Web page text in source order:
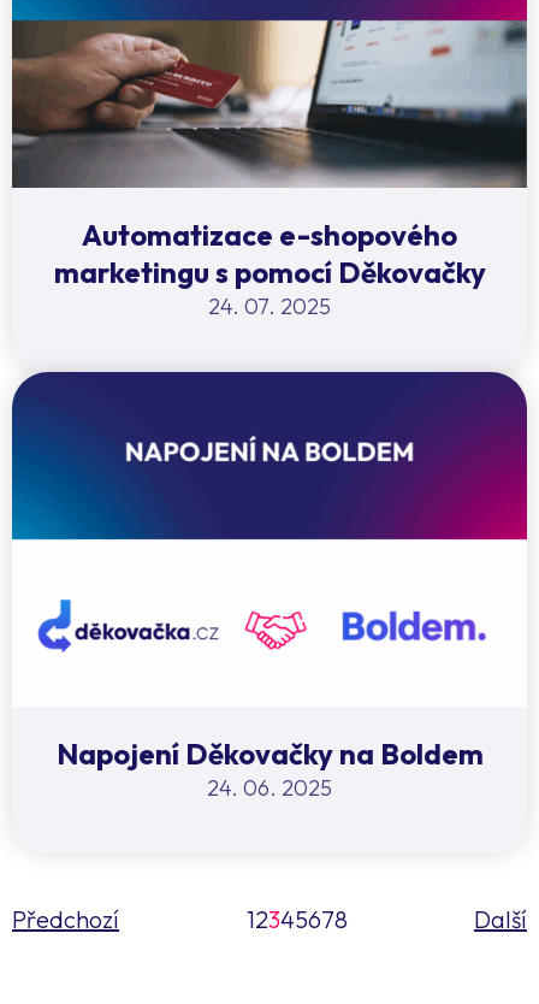
Automatizace e-shopového
marketingu s pomocí Děkovačky
24. 07. 2025
Napojení Děkovačky na Boldem
24. 06. 2025
Předchozí 12345678 Další